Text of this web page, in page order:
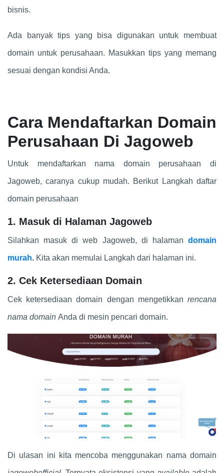
bisnis.
Ada banyak tips yang bisa digunakan untuk membuat
domain untuk perusahaan. Masukkan tips yang memang
sesuai dengan kondisi Anda.
Cara Mendaftarkan Domain
Perusahaan Di Jagoweb
Untuk mendaftarkan nama domain perusahaan di
Jagoweb, caranya cukup mudah. Berikut Langkah daftar
domain perusahaan
1. Masuk di Halaman Jagoweb
Silahkan masuk di web Jagoweb, di halaman domain
murah. Kita akan memulai Langkah dari halaman ini.
2. Cek Ketersediaan Domain
Cek ketersediaan domain dengan mengetikkan rencana
nama domain Anda di mesin pencari domain.
Di ulasan ini kita mencoba menggunakan nama domain